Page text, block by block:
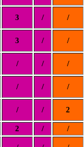
3 / /
3 /
/
/ /
/
/ /
/
/ / 2
2 /
/